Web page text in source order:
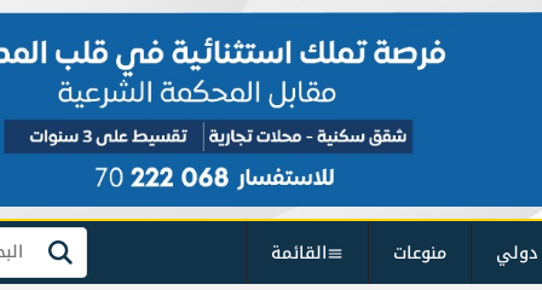
منوعات القائمة بحث